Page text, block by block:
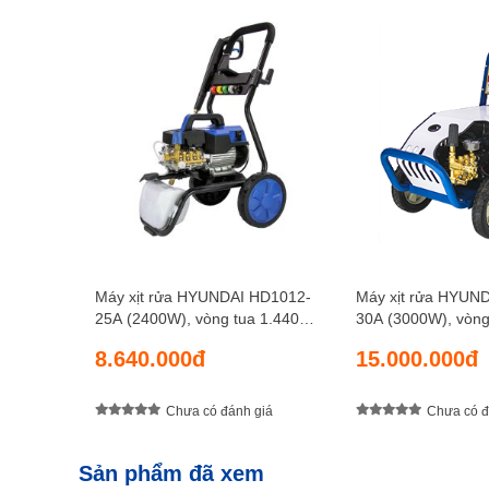
Có bánh xe cao su lớn
chuyển dễ dàng
Máy xịt rửa HYUNDAI HD1012-
25A (2400W), vòng tua 1.440
lưu lượng 10 lít/phút
8.640.000đ
Chưa có đánh giá
Máy xịt rửa
30A (3000W),
lưu lượng 15 lít/phút
15.000.000đ
Chưa có
Sản phẩm đã xem